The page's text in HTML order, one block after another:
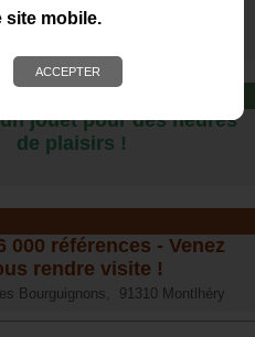
site mobile.100% naturels.
jouet pour des heures
de plaisirs !
000 références - Venez
rendre visite !
Bourguignons, 91310 Montlhéry